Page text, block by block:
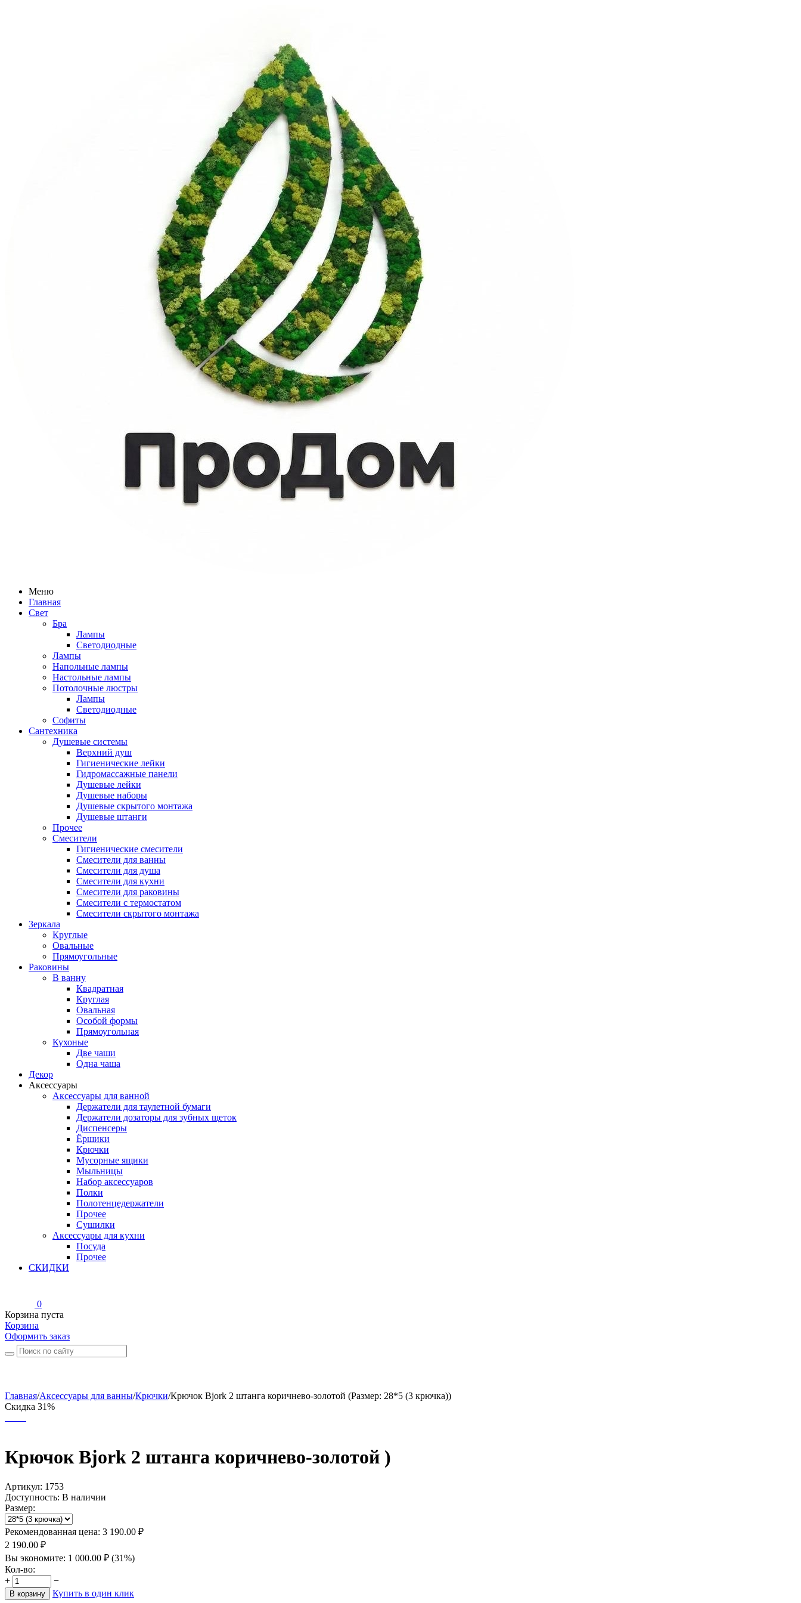
Меню
Главная
Свет
Бра
Лампы
Светодиодные
Лампы
Напольные лампы
Настольные лампы
Потолочные люстры
Лампы
Светодиодные
Софиты
Сантехника
Душевые системы
Верхний душ
Гигиенические лейки
Гидромассажные панели
Душевые лейки
Душевые наборы
Душевые скрытого монтажа
Душевые штанги
Прочее
Смесители
Гигиенические смесители
Смесители для ванны
Смесители для душа
Смесители для кухни
Смесители для раковины
Смесители с термостатом
Смесители скрытого монтажа
Зеркала
Круглые
Овальные
Прямоугольные
Раковины
В ванну
Квадратная
Круглая
Овальная
Особой формы
Прямоугольная
Кухоные
Две чаши
Одна чаша
Декор
Аксессуары
Аксессуары для ванной
Держатели для таулетной бумаги
Держатели дозаторы для зубных щеток
Диспенсеры
Ёршики
Крючки
Мусорные ящики
Мыльницы
Набор аксессуаров
Полки
Полотенцедержатели
Прочее
Сушилки
Аксессуары для кухни
Посуда
Прочее
СКИДКИ
0
Корзина пуста
Корзина
Оформить заказ
Главная/Аксессуары для ванны/Крючки/Крючок Bjork 2 штанга коричнево-золотой (Размер: 28*5 (3 крючка))
Скидка 31%
Крючок Bjork 2 штанга коричнево-золотой )
Артикул: 1753
Доступность: В наличии
Размер:
Рекомендованная цена: 3 190.00 ₽
2 190.00 ₽
Вы экономите: 1 000.00 ₽ (31%)
Кол-во:
+
−
В корзину Купить в один клик